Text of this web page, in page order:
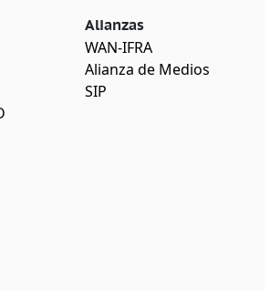
Alianzas
WAN-IFRA
Alianza de Medios
SIP